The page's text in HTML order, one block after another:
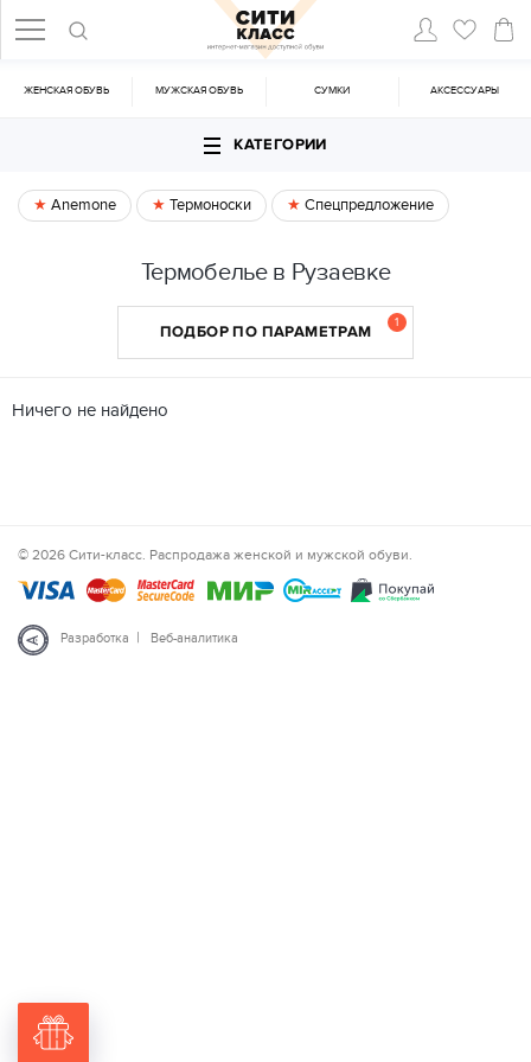
ЖЕНСКАЯ ОБУВЬ МУЖСКАЯ ОБУВЬ CУМКИ АКСЕССУАРЫ
КАТЕГОРИИ
Anemone Термоноски Спецпредложение
Термобелье в Рузаевке
ПОДБОР ПО ПАРАМЕТРАМ 1
Ничего не найдено
© 2026 Сити-класс. Распродажа женской и мужской обуви.
Разработка | Веб-аналитика